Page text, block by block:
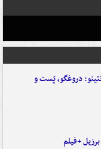
دروغگو، پَست‌ و
+فیلم